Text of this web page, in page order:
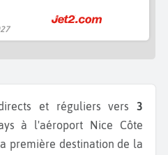
et réguliers vers 3
à l'aéroport Nice Côte
première destination de la